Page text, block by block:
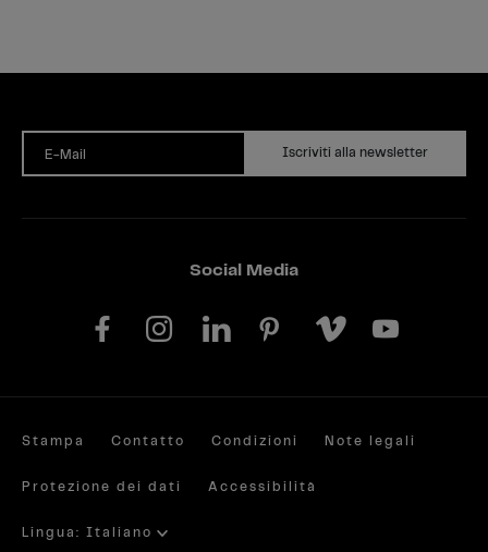
E-Mail Iscriviti alla newsletter
Social Media
Stampa Contatto Condizioni Note legali
Protezione dei dati Accessibilità
Lingua: Italiano